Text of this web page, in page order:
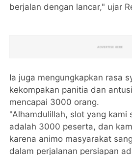
berjalan dengan lancar," ujar
Ia juga mengungkapkan rasa
kekompakan panitia dan
mencapai 3000 orang.
"Alhamdulillah, slot yang kami
adalah 3000 peserta, dan
karena animo masyarakat
dalam perjalanan persiapan